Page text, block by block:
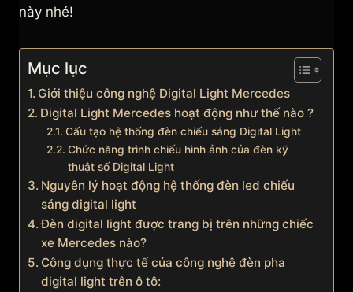
này nhé!
Mục lục
Giới thiệu công nghệ Digital Light Mercedes
Digital Light Mercedes hoạt động như thế nào ?
Cấu tạo hệ thống đèn chiếu sáng Digital Light
Chức năng trình chiếu hình ảnh của đèn kỹ
thuật số Digital Light
Nguyên lý hoạt động hệ thống đèn led chiếu
sáng digital light
Đèn digital light được trang bị trên những chiếc
xe Mercedes nào?
Công dụng thực tế của công nghệ đèn pha
digital light trên ô tô: